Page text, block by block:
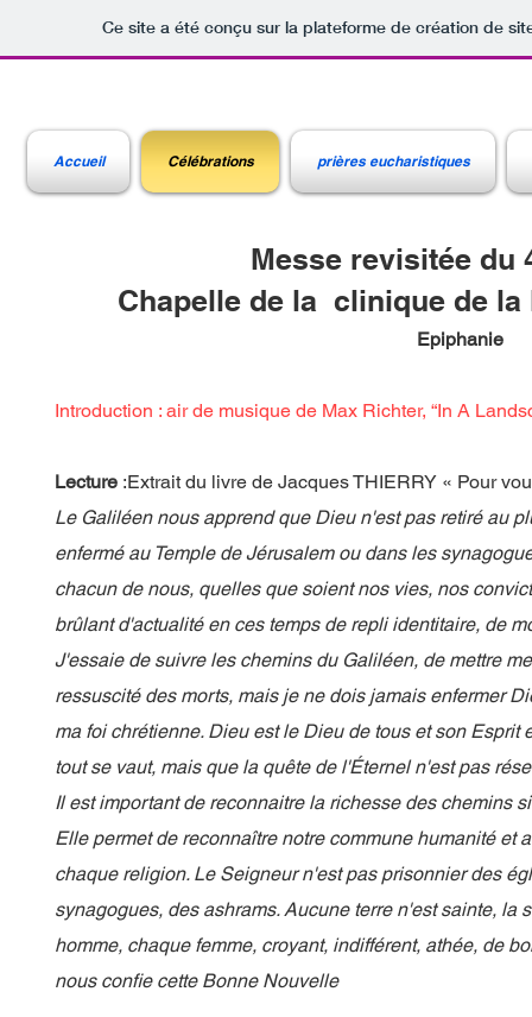
Ce site a été conçu sur la plateforme de création de
Accueil Célébrations prières eucharistiques
Messe revisitée du 4
Chapelle de la clinique de la
Epiphanie
Introduction : air de musique de Max Richter, “In A
Lecture :Extrait du livre de Jacques THIERRY « Pour
Le Galiléen nous apprend que Dieu n'est pas retiré au
enfermé au Temple de Jérusalem ou dans les
chacun de nous, quelles que soient nos vies, nos
brûlant d'actualité en ces temps de repli identitaire, de
J'essaie de suivre les chemins du Galiléen, de mettre
ressuscité des morts, mais je ne dois jamais enfermer
ma foi chrétienne. Dieu est le Dieu de tous et son Esprit
tout se vaut, mais que la quête de l'Éternel n'est pas
Il est important de reconnaitre la richesse des chemins
Elle permet de reconnaître notre commune humanité et
chaque religion. Le Seigneur n'est pas prisonnier des
synagogues, des ashrams. Aucune terre n'est sainte, la
homme, chaque femme, croyant, indifférent, athée, de
nous confie cette Bonne Nouvelle